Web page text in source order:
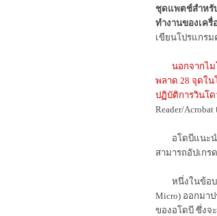
ชุดแพตช์สำหรั
ทำงานของเครื่
เขียนโปรแกร
นอกจากไ
พลาด 28 จุดใน
ปฏิบัติการวินโ
Reader/
อโดบีแนะนำใ
สามารถอัปเกร
หนึ่งในข้อบก
Micro) ออกมา
ของอโดบี ซึ่งจ